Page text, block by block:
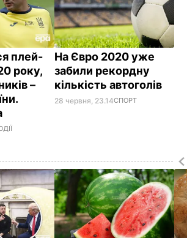
плей-
року,
–
На Євро 2020 уже
забили рекордну
кількість автоголів
28 червня, 23.14СПОРТ